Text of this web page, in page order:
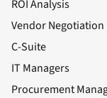
ROI Analysis
Vendor Negotiation
C-Suite
IT Managers
Procurement